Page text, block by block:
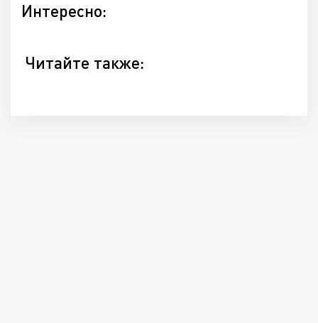
Интересно:
Читайте также: